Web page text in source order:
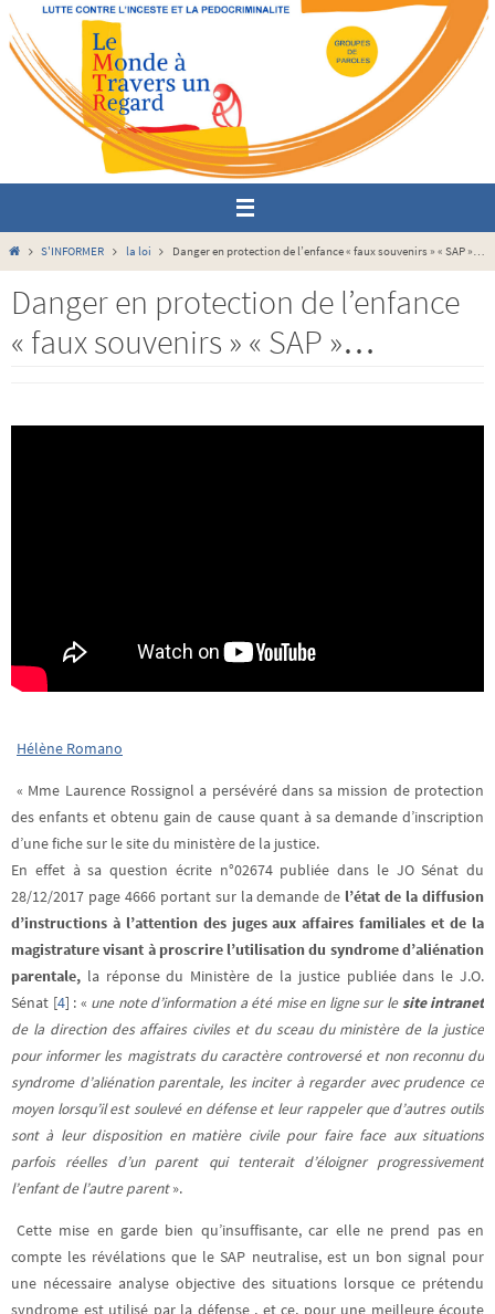
Passer
vers
contenu
HomeS'INFORMER la loi Danger en protection de l’enfance « faux souvenirs » « SAP »…
Danger en protection de l’enfance
« faux souvenirs » « SAP »…
Hélène Romano
« Mme Laurence Rossignol a persévéré dans sa mission de protection
des enfants et obtenu gain de cause quant à sa demande d’inscription
d’une fiche sur le site du ministère de la justice.
En effet à sa question écrite n°02674 publiée dans le JO Sénat du
28/12/2017 page 4666 portant sur la demande de l’état de la diffusion
d’instructions à l’attention des juges aux affaires familiales et de la
magistrature visant à proscrire l’utilisation du syndrome d’aliénation
parentale, la réponse du Ministère de la justice publiée dans le J.O.
Sénat [4] : « une note d’information a été mise en ligne sur lesite intranet
de la direction des affaires civiles et du sceau du ministère de la justice
pour informer les magistrats du caractère controversé et non reconnu du
syndrome d’aliénation parentale, les inciter à regarder avec prudence ce
moyen lorsqu’il est soulevé en défense et leur rappeler que d’autres outils
sont à leur disposition en matière civile pour faire face aux situations
parfois réelles d’un parent qui tenterait d’éloigner progressivement
l’enfant de l’autre parent».
Cette mise en garde bien qu’insuffisante, car elle ne prend pas en
compte les révélations que le SAP neutralise, est un bon signal pour
une nécessaire analyse objective des situations lorsque ce prétendu
syndrome est utilisé par la défense , et ce, pour une meilleure écoute